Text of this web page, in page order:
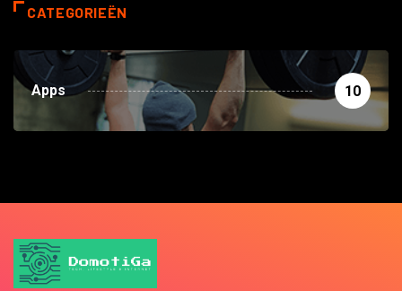
CATEGORIEËN
Apps 10